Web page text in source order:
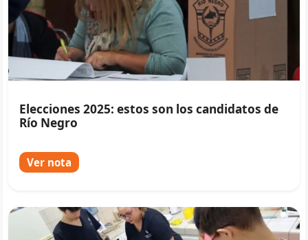
Elecciones 2025: estos son los candidatos de
Río Negro
Ver nota